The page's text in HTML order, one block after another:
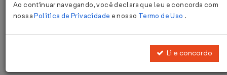
Resolução ANVISA/DC Nº 53 DE
Ao continuar navegando, você declara que leu e concorda com
nossaPolítica de Privacidade e nosso Termo de Uso .
Li e concordo